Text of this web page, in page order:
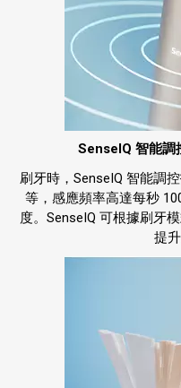
SenseIQ 智能調
刷牙時，SenseIQ 智能調
等，感應頻率高達每秒
度。SenseIQ 可根據刷牙
提